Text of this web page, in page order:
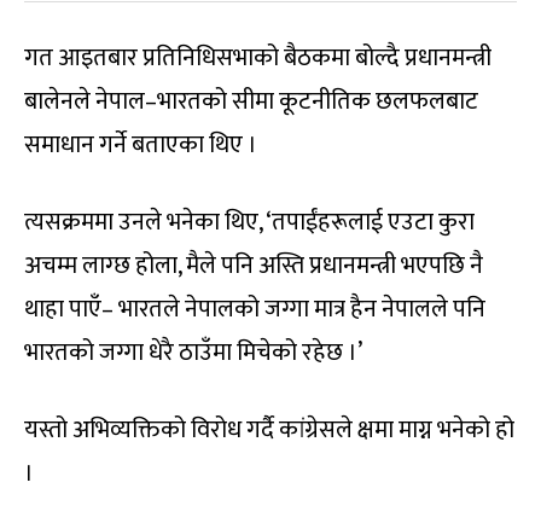
गत आइतबार प्रतिनिधिसभाको बैठकमा बोल्दै प्रधानमन्त्री
बालेनले नेपाल–भारतको सीमा कूटनीतिक छलफलबाट
समाधान गर्ने बताएका थिए ।
त्यसक्रममा उनले भनेका थिए, ‘तपाईंहरूलाई एउटा कुरा
अचम्म लाग्छ होला, मैले पनि अस्ति प्रधानमन्त्री भएपछि नै
थाहा पाएँ– भारतले नेपालको जग्गा मात्र हैन नेपालले पनि
भारतको जग्गा धेरै ठाउँमा मिचेको रहेछ ।’
यस्तो अभिव्यक्तिको विरोध गर्दै कांग्रेसले क्षमा माग्न भनेको हो
।